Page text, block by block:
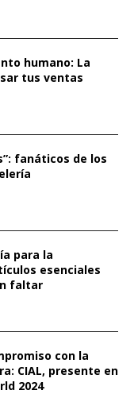
humano: La
tus ventas
fanáticos de los
para la
esenciales
faltar
con la
CIAL, presente en
2024